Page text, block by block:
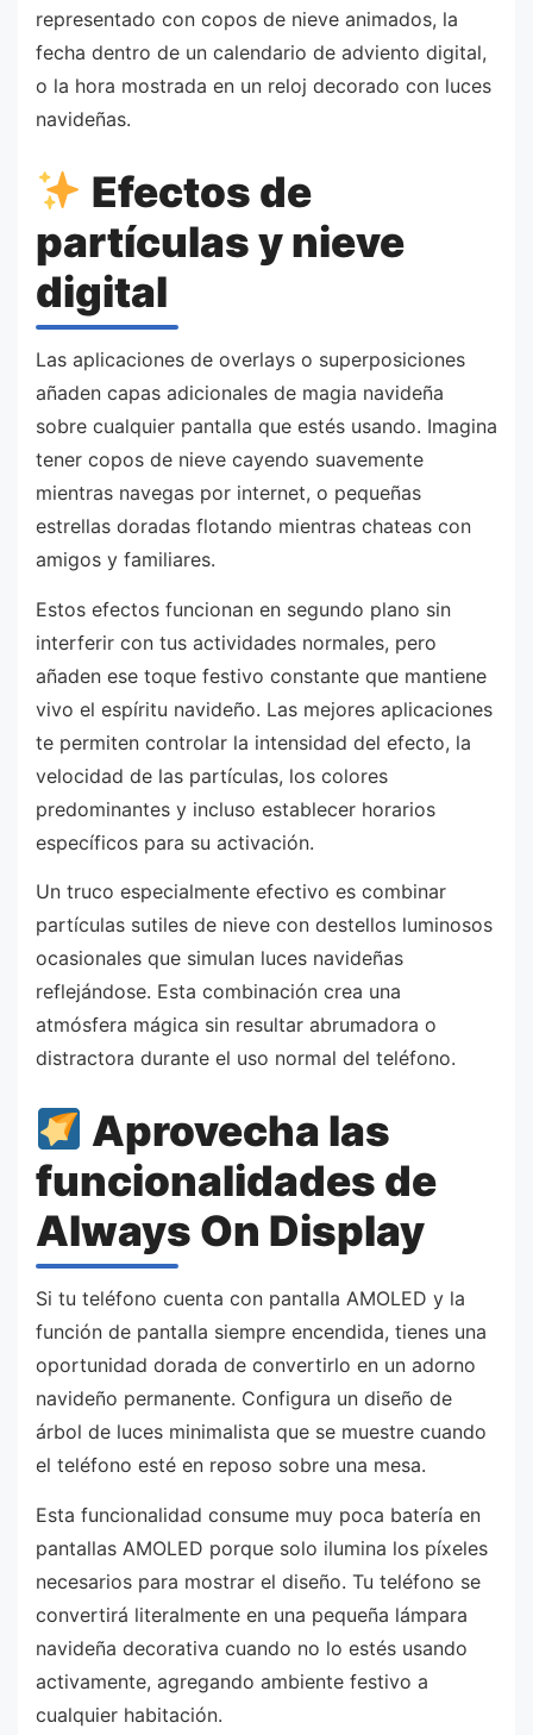
representado con copos de nieve animados, la
fecha dentro de un calendario de adviento digital,
o la hora mostrada en un reloj decorado con luces
navideñas.
Efectos de
partículas y nieve
digital
Las aplicaciones de overlays o superposiciones
añaden capas adicionales de magia navideña
sobre cualquier pantalla que estés usando. Imagina
tener copos de nieve cayendo suavemente
mientras navegas por internet, o pequeñas
estrellas doradas flotando mientras chateas con
amigos y familiares.
Estos efectos funcionan en segundo plano sin
interferir con tus actividades normales, pero
añaden ese toque festivo constante que mantiene
vivo el espíritu navideño. Las mejores aplicaciones
te permiten controlar la intensidad del efecto, la
velocidad de las partículas, los colores
predominantes y incluso establecer horarios
específicos para su activación.
Un truco especialmente efectivo es combinar
partículas sutiles de nieve con destellos luminosos
ocasionales que simulan luces navideñas
reflejándose. Esta combinación crea una
atmósfera mágica sin resultar abrumadora o
distractora durante el uso normal del teléfono.
Aprovecha las
funcionalidades de
Always On Display
Si tu teléfono cuenta con pantalla AMOLED y la
función de pantalla siempre encendida, tienes una
oportunidad dorada de convertirlo en un adorno
navideño permanente. Configura un diseño de
árbol de luces minimalista que se muestre cuando
el teléfono esté en reposo sobre una mesa.
Esta funcionalidad consume muy poca batería en
pantallas AMOLED porque solo ilumina los píxeles
necesarios para mostrar el diseño. Tu teléfono se
convertirá literalmente en una pequeña lámpara
navideña decorativa cuando no lo estés usando
activamente, agregando ambiente festivo a
cualquier habitación.